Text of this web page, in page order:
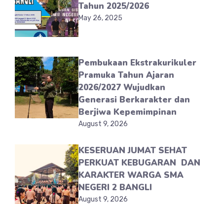
Tahun 2025/2026
May 26, 2025
Pembukaan Ekstrakurikuler
Pramuka Tahun Ajaran
2026/2027 Wujudkan
Generasi Berkarakter dan
Berjiwa Kepemimpinan
August 9, 2026
KESERUAN JUMAT SEHAT
PERKUAT KEBUGARAN DAN
KARAKTER WARGA SMA
NEGERI 2 BANGLI
August 9, 2026